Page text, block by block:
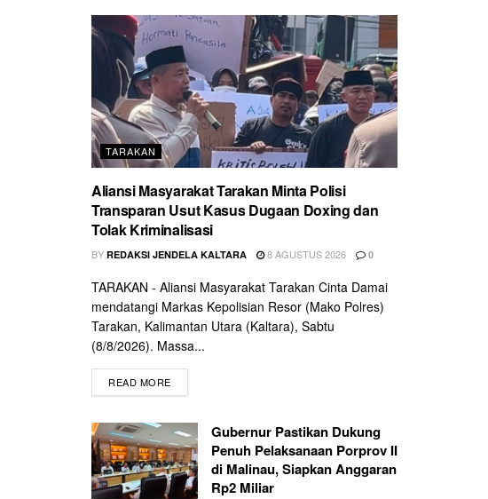
TARAKAN
Aliansi Masyarakat Tarakan Minta Polisi
Transparan Usut Kasus Dugaan Doxing dan
Tolak Kriminalisasi
BY REDAKSI JENDELA KALTARA 8 AGUSTUS 2026 0
TARAKAN - Aliansi Masyarakat Tarakan Cinta Damai
mendatangi Markas Kepolisian Resor (Mako Polres)
Tarakan, Kalimantan Utara (Kaltara), Sabtu
(8/8/2026). Massa...
READ MORE
Gubernur Pastikan Dukung
Penuh Pelaksanaan Porprov II
di Malinau, Siapkan Anggaran
Rp2 Miliar